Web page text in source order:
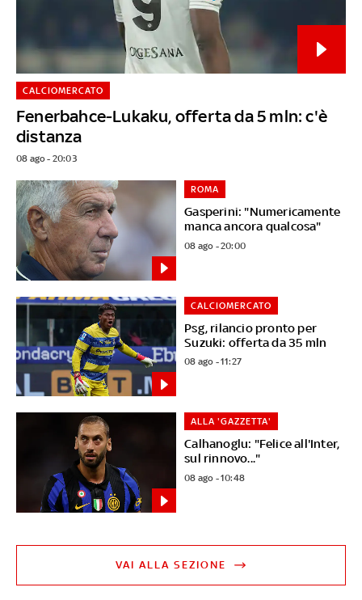
Fenerbahce-Lukaku, offerta da 5 mln: c'è
distanza
CALCIOMERCATO
08 ago - 20:03
Gasperini: "Numericamente
manca ancora qualcosa"
ROMA
08 ago - 20:00
Psg, rilancio pronto per
Suzuki: offerta da 35 mln
CALCIOMERCATO
08 ago - 11:27
Calhanoglu: "Felice all'Inter,
sul rinnovo..."
ALLA 'GAZZETTA'
08 ago - 10:48
VAI ALLA SEZIONE